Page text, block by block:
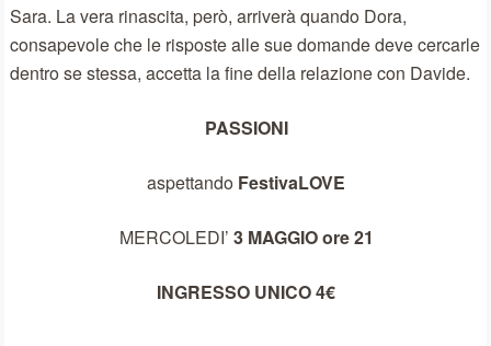
Sara. La vera rinascita, però, arriverà quando Dora,
consapevole che le risposte alle sue domande deve cercarle
dentro se stessa, accetta la fine della relazione con Davide.
PASSIONI
aspettando FestivaLOVE
MERCOLEDI’ 3 MAGGIO ore 21
INGRESSO UNICO 4€